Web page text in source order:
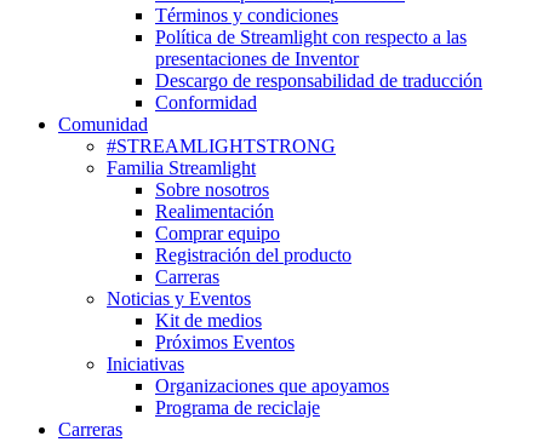
Términos y condiciones
Política de Streamlight con respecto a las
presentaciones de Inventor
Descargo de responsabilidad de traducción
Conformidad
Comunidad
#STREAMLIGHTSTRONG
Familia Streamlight
Sobre nosotros
Realimentación
Comprar equipo
Registración del producto
Carreras
Noticias y Eventos
Kit de medios
Próximos Eventos
Iniciativas
Organizaciones que apoyamos
Programa de reciclaje
Carreras